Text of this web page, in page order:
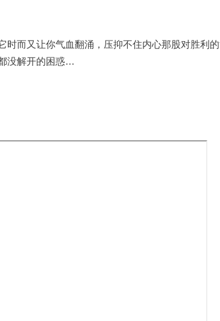
时而又让你气血翻涌，压抑不住内心那股对胜利
没解开的困惑…